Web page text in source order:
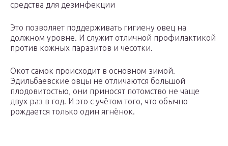
средства для дезинфекции
Это позволяет поддерживать гигиену овец на
должном уровне. И служит отличной профилактикой
против кожных паразитов и чесотки.
Окот самок происходит в основном зимой.
Эдильбаевские овцы не отличаются большой
плодовитостью, они приносят потомство не чаще
двух раз в год. И это с учётом того, что обычно
рождается только один ягнёнок.